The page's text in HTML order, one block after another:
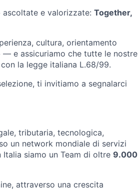
e valorizzate: Together,
cultura, orientamento
— e assicuriamo che tutte le nostre
la legge italiana L.68/99.
ti invitiamo a segnalarci
tributaria, tecnologica,
un network mondiale di servizi
siamo un Team di oltre 9.000
attraverso una crescita